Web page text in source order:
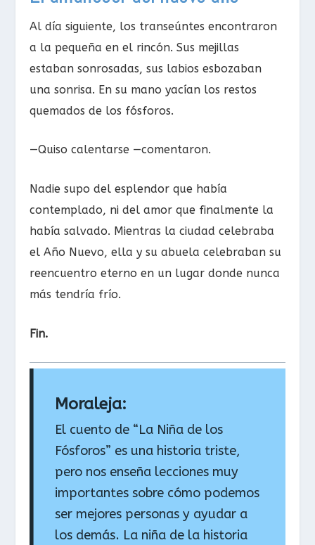
Al día siguiente, los transeúntes encontraron
a la pequeña en el rincón. Sus mejillas
estaban sonrosadas, sus labios esbozaban
una sonrisa. En su mano yacían los restos
quemados de los fósforos.
—Quiso calentarse —comentaron.
Nadie supo del esplendor que había
contemplado, ni del amor que finalmente la
había salvado. Mientras la ciudad celebraba
el Año Nuevo, ella y su abuela celebraban su
reencuentro eterno en un lugar donde nunca
más tendría frío.
Fin.
Moraleja:
El cuento de “La Niña de los
Fósforos” es una historia triste,
pero nos enseña lecciones muy
importantes sobre cómo podemos
ser mejores personas y ayudar a
los demás. La niña de la historia